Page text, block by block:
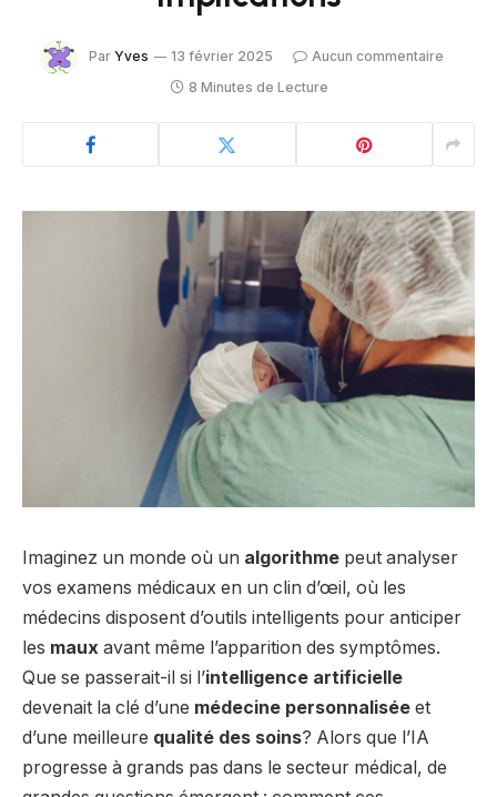
Par Yves 13 février 2025
Aucun commentaire
8 Minutes de Lecture
Imaginez un monde où un algorithme peut analyser
vos examens médicaux en un clin d’œil, où les
médecins disposent d’outils intelligents pour anticiper
les maux avant même l’apparition des symptômes.
Que se passerait-il si l’intelligence artificielle
devenait la clé d’une médecine personnalisée et
d’une meilleure qualité des soins? Alors que l’IA
progresse à grands pas dans le secteur médical, de